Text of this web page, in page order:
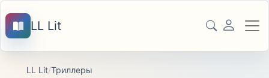
LL Lit
LL Lit/Триллеры